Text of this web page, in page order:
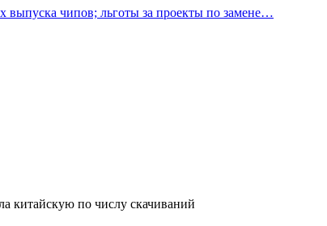
выпуска чипов; льготы за проекты по замене…
китайскую по числу скачиваний